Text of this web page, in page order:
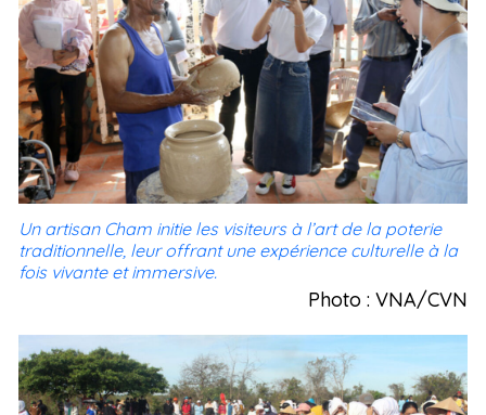
Un artisan Cham initie les visiteurs à l’art de la poterie
traditionnelle, leur offrant une expérience culturelle à la
fois vivante et immersive.
Photo : VNA/CVN